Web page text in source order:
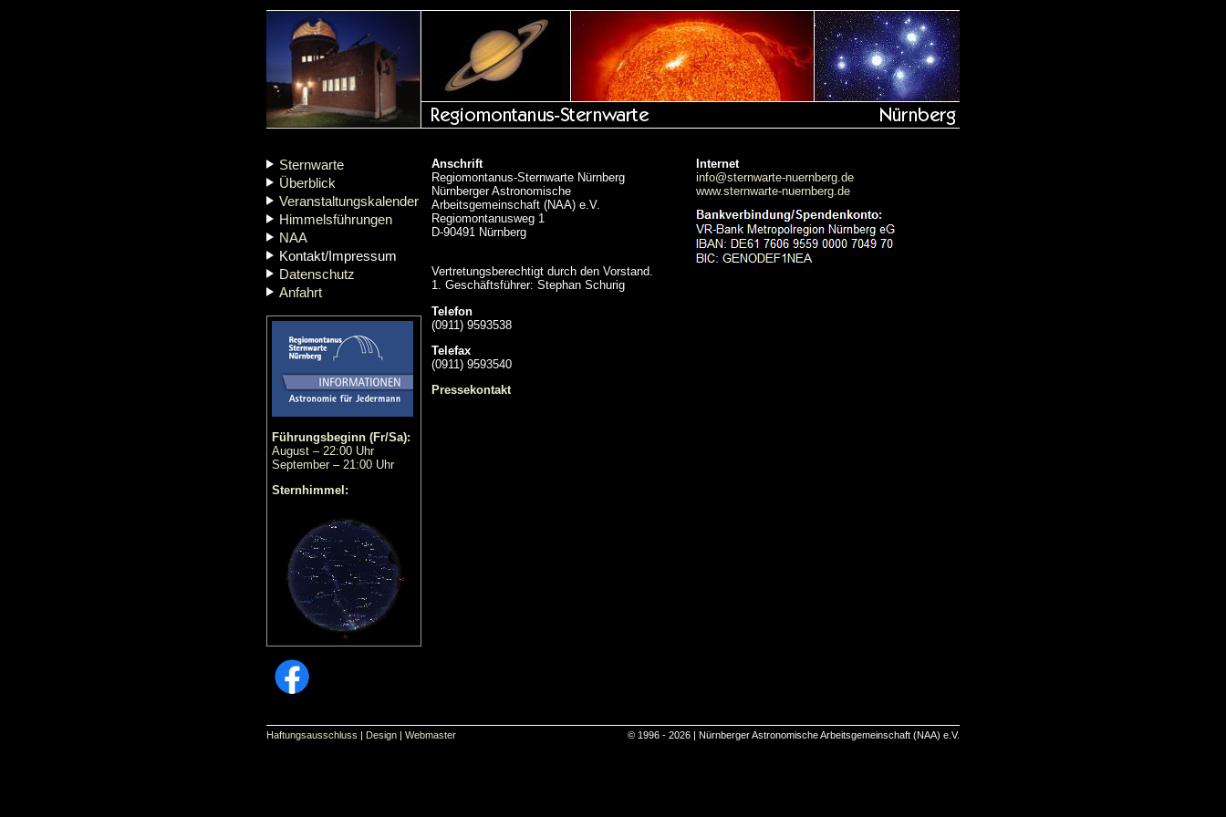
Sternwarte
Überblick
Veranstaltungskalender
Himmelsführungen
NAA
Kontakt/Impressum
Datenschutz
Anfahrt
Führungsbeginn (Fr/Sa):
August – 22:00 Uhr
September – 21:00 Uhr
Sternhimmel:
Anschrift
Regiomontanus-Sternwarte Nürnberg
Nürnberger Astronomische
Arbeitsgemeinschaft (NAA) e.V.
Regiomontanusweg 1
D-90491 Nürnberg
Vertretungsberechtigt durch den Vorstand.
1. Geschäftsführer: Stephan Schurig
Telefon
(0911) 9593538
Telefax
(0911) 9593540
Pressekontakt
Internet
info@sternwarte-nuernberg.de
www.sternwarte-nuernberg.de
Haftungsausschluss | Design | Webmaster © 1996 - 2026 | Nürnberger Astronomische Arbeitsgemeinschaft (NAA) e.V.